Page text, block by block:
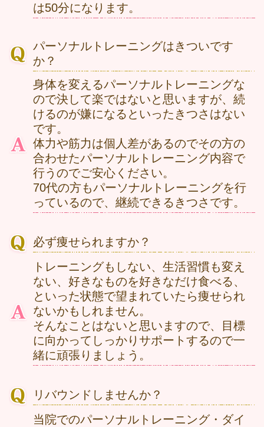
は50分になります。
パーソナルトレーニングはきついです
か？
身体を変えるパーソナルトレーニングな
ので決して楽ではないと思いますが、続
けるのが嫌になるといったきつさはない
です。
体力や筋力は個人差があるのでその方の
合わせたパーソナルトレーニング内容で
行うのでご安心ください。
70代の方もパーソナルトレーニングを行
っているので、継続できるきつさです。
必ず痩せられますか？
トレーニングもしない、生活習慣も変え
ない、好きなものを好きなだけ食べる、
といった状態で望まれていたら痩せられ
ないかもしれません。
そんなことはないと思いますので、目標
に向かってしっかりサポートするので一
緒に頑張りましょう。
リバウンドしませんか？
当院でのパーソナルトレーニング・ダイ